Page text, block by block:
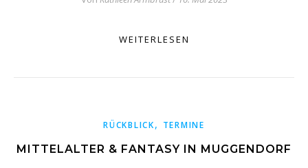
WEITERLESEN
RÜCKBLICK, TERMINE
MITTELALTER & FANTASY IN MUGGENDORF